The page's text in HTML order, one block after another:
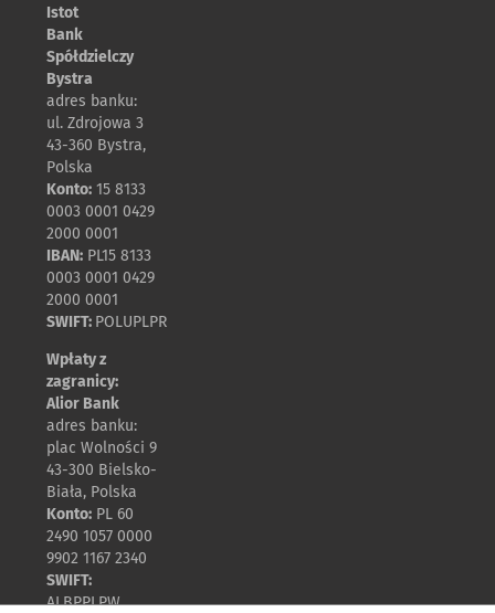
Istot
Bank
Spółdzielczy
Bystra
adres banku:
ul. Zdrojowa 3
43-360 Bystra,
Polska
Konto:15 8133
0003 0001 0429
2000 0001
IBAN:PL15 8133
0003 0001 0429
2000 0001
SWIFT: POLUPLPR
Wpłaty z
zagranicy:
Alior Bank
adres banku:
plac Wolności 9
43-300 Bielsko-
Biała, Polska
Konto:PL 60
2490 1057 0000
9902 1167 2340
SWIFT:
ALBPPLPW